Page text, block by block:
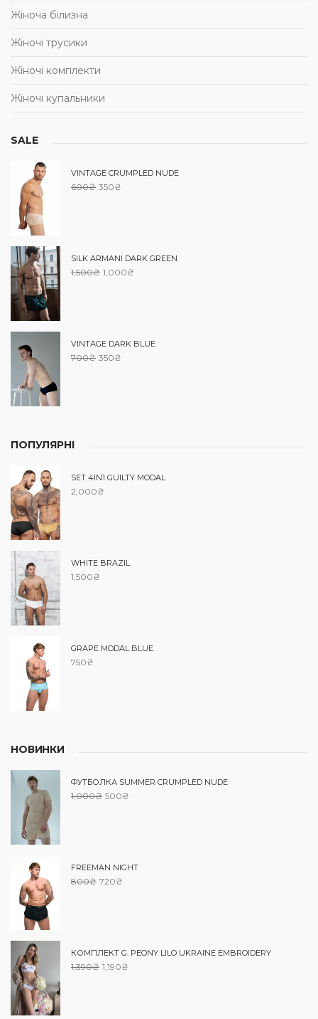
Жіноча білизна
Жіночі трусики
Жіночі комплекти
Жіночі купальники
SALE
VINTAGE CRUMPLED NUDE
600₴ 350₴
SILK ARMANI DARK GREEN
1,500₴ 1,000₴
VINTAGE DARK BLUE
700₴ 350₴
ПОПУЛЯРНІ
SET 4IN1 GUILTY MODAL
2,000₴
WHITE BRAZIL
1,500₴
GRAPE MODAL BLUE
750₴
НОВИНКИ
ФУТБОЛКА SUMMER CRUMPLED NUDE
1,000₴ 500₴
FREEMAN NIGHT
800₴ 720₴
КОМПЛЕКТ G. PEONY LILO UKRAINE EMBROIDERY
1,390₴ 1,190₴